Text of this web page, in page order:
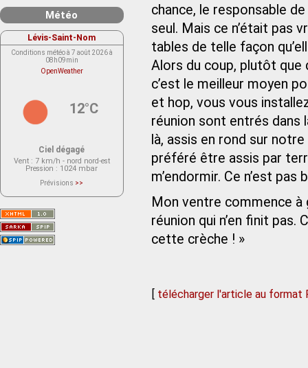
chance, le responsable
seul. Mais ce n’était pas
tables de telle façon
Alors du coup, plutôt que
c’est le meilleur moyen
et hop, vous vous
réunion sont entrés dans
là, assis en rond sur
préféré être assis par
m’endormir. Ce n’est
Mon ventre commence à
réunion qui n’en finit pas.
cette crèche ! »
[ télécharger l'article au format
Météo
Lévis-Saint-Nom
Conditions météo à 7 août 2026 à
08h09min
OpenWeather
12°C
Ciel dégagé
Vent : 7 km/h - nord nord-est
Pression : 1024 mbar
Prévisions >>
actuellement aucune prévision
Saint-Nom.
Veuillez consulter le message du
service ci-dessous.
(401 - Invalid API key. Please see
https://openweathermap.org/faq#error401